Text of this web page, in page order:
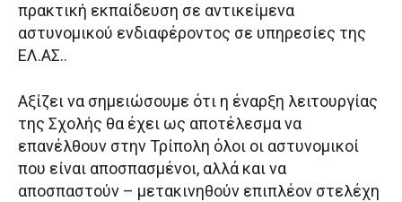
πρακτική εκπαίδευση σε αντικείμενα
αστυνομικού ενδιαφέροντος σε υπηρεσίες της
ΕΛ.ΑΣ..
Αξίζει να σημειώσουμε ότι η έναρξη λειτουργίας
της Σχολής θα έχει ως αποτέλεσμα να
επανέλθουν στην Τρίπολη όλοι οι αστυνομικοί
που είναι αποσπασμένοι, αλλά και να
αποσπαστούν – μετακινηθούν επιπλέον στελέχη